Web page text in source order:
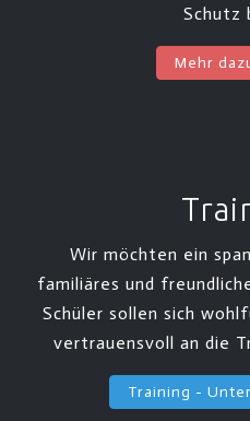
Schutz
Mehr
Wir möchten ein
familiäres und
Schüler sollen sich
vertrauensvoll an die
Training -